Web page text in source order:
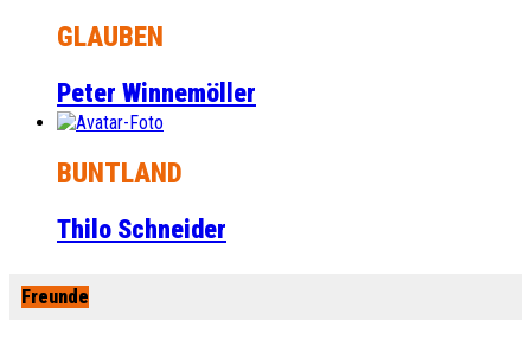
GLAUBEN
Peter Winnemöller
BUNTLAND
Thilo Schneider
Freunde